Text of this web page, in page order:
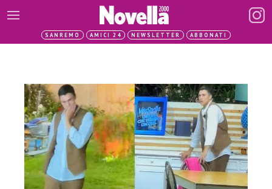
SANREMO AMICI 24 NEWSLETTER ABBONATI